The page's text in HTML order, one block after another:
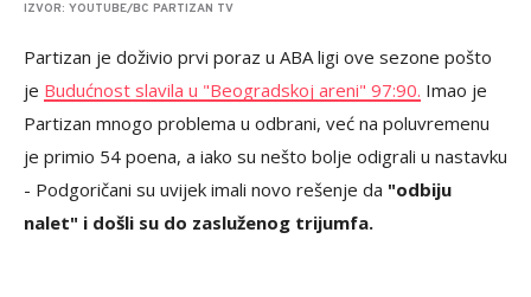
IZVOR: YOUTUBE/BC PARTIZAN TV
Partizan je doživio prvi poraz u ABA ligi ove sezone pošto
je Budućnost slavila u "Beogradskoj areni" 97:90. Imao je
Partizan mnogo problema u odbrani, već na poluvremenu
je primio 54 poena, a iako su nešto bolje odigrali u nastavku
- Podgoričani su uvijek imali novo rešenje da "odbiju
nalet" i došli su do zasluženog trijumfa.